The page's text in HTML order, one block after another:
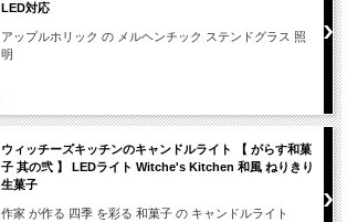
LED対応
アップルホリック の メルヘンチック ステンドグラス 照
明
ウィッチーズキッチンのキャンドルライト 【 がらす和菓
子 其の弐 】 LEDライト Witche's Kitchen 和風 ねりきり
生菓子
作家 が作る 四季 を彩る 和菓子 の キャンドルライト